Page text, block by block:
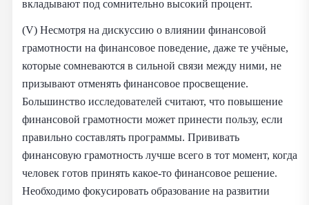
вкладывают под сомнительно высокий процент.
(V) Несмотря на дискуссию о влиянии финансовой
грамотности на финансовое поведение, даже те учёные,
которые сомневаются в сильной связи между ними, не
призывают отменять финансовое просвещение.
Большинство исследователей считают, что повышение
финансовой грамотности может принести пользу, если
правильно составлять программы. Прививать
финансовую грамотность лучше всего в тот момент, когда
человек готов принять какое-то финансовое решение.
Необходимо фокусировать образование на развитии